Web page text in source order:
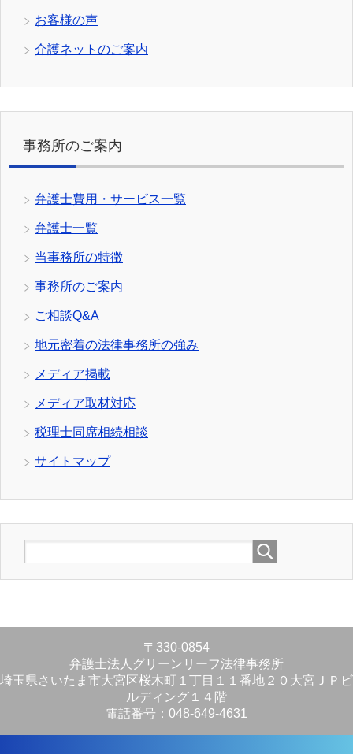
お客様の声
介護ネットのご案内
事務所のご案内
弁護士費用・サービス一覧
弁護士一覧
当事務所の特徴
事務所のご案内
ご相談Q&A
地元密着の法律事務所の強み
メディア掲載
メディア取材対応
税理士同席相続相談
サイトマップ
〒330-0854
弁護士法人グリーンリーフ法律事務所
埼玉県さいたま市大宮区桜木町１丁目１１番地２０大宮ＪＰビ
ルディング１４階
電話番号：048-649-4631